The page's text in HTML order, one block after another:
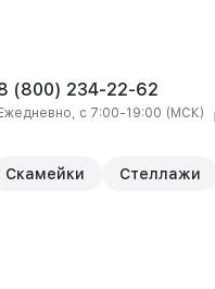
(800) 234-22-62
с 7:00-19:00 (МСК)
Скамейки Стеллажи